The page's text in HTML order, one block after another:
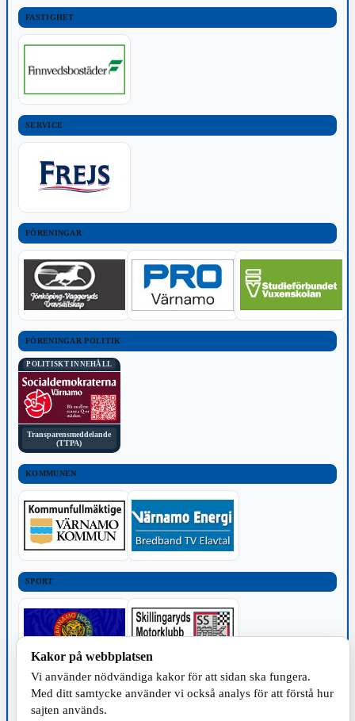
FASTIGHET
SERVICE
FÖRENINGAR
FÖRENINGAR POLITIK
POLITISKT INNEHÅLL
Transparensmeddelande
(TTPA)
KOMMUNEN
SPORT
TILLVERKNING
Kakor på webbplatsen
Vi använder nödvändiga kakor för att sidan ska fungera.
Med ditt samtycke använder vi också analys för att förstå hur
sajten används.